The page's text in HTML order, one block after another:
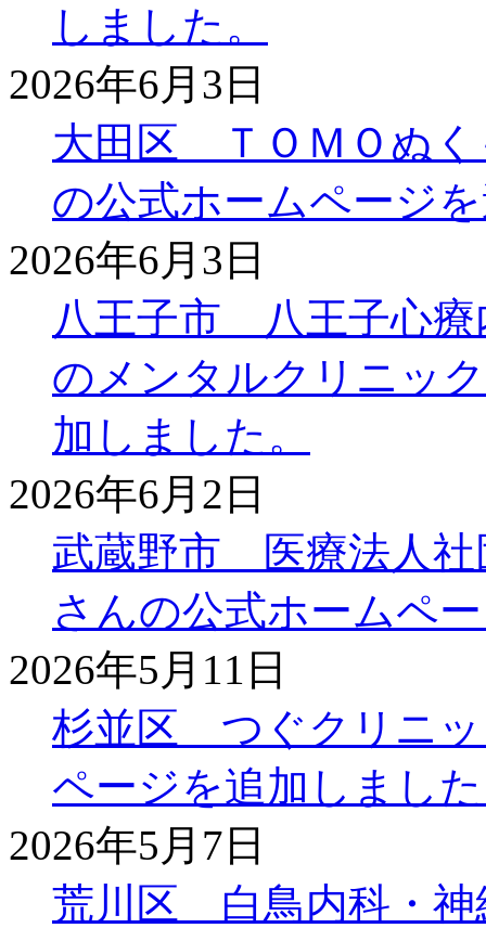
しました。
2026年6月3日
大田区 ＴＯＭＯぬく
の公式ホームページ
2026年6月3日
八王子市 八王子心療
のメンタルクリニッ
加しました。
2026年6月2日
武蔵野市 医療法人
さんの公式ホームペ
2026年5月11日
杉並区 つぐクリニッ
ページを追加しまし
2026年5月7日
荒川区 白鳥内科・神